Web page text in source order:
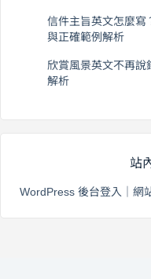
信件主旨英文怎麼寫
與正確範例解析
欣賞風景英文不再
解析
站
WordPress 後台登入 網